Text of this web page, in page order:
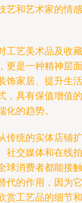
艺和艺术家的情感
工艺美术品及收藏
更是一种精神层面
饰家居、提升生活
，具有保值增值的
的趋势。
传统的实体店铺扩
社交媒体和在线拍
球消费者都能接触
代的作用，因为它
赏工艺品的细节和